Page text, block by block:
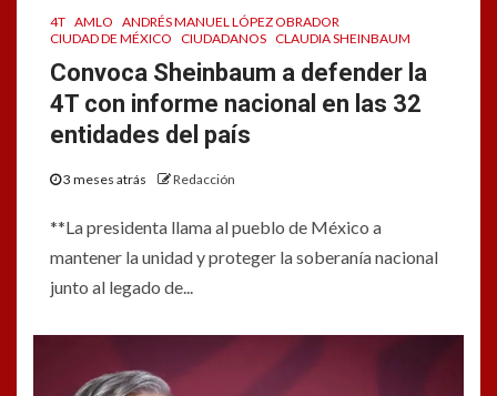
4T AMLO ANDRÉS MANUEL LÓPEZ OBRADOR
CIUDAD DE MÉXICO CIUDADANOS CLAUDIA SHEINBAUM
Convoca Sheinbaum a defender la
4T con informe nacional en las 32
entidades del país
3 meses atrás Redacción
**La presidenta llama al pueblo de México a
mantener la unidad y proteger la soberanía nacional
junto al legado de...